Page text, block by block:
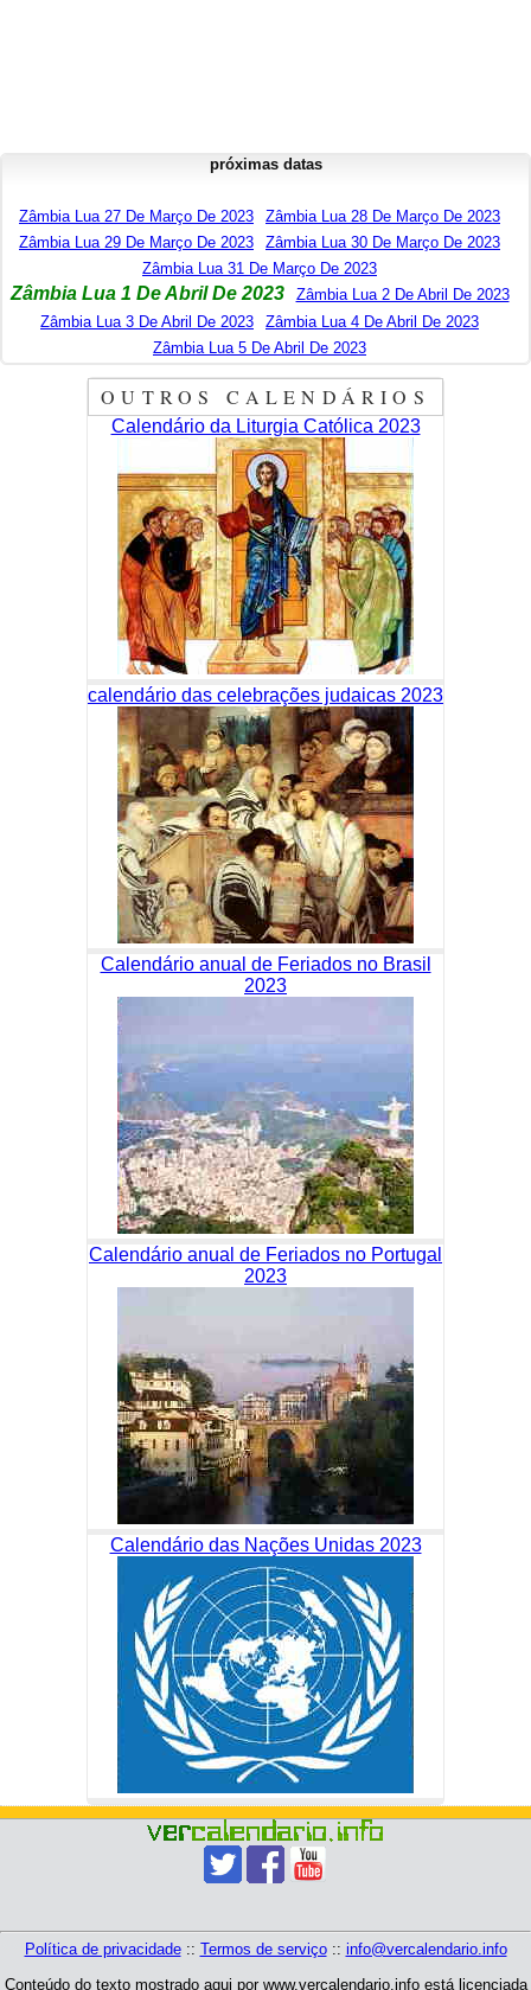
próximas datas
Zâmbia Lua 27 De Março De 2023
Zâmbia Lua 28 De Março De 2023
Zâmbia Lua 29 De Março De 2023
Zâmbia Lua 30 De Março De 2023
Zâmbia Lua 31 De Março De 2023
Zâmbia Lua 1 De Abril De 2023
Zâmbia Lua 2 De Abril De 2023
Zâmbia Lua 3 De Abril De 2023
Zâmbia Lua 4 De Abril De 2023
Zâmbia Lua 5 De Abril De 2023
OUTROS CALENDÁRIOS
Calendário da Liturgia Católica 2023
calendário das celebrações judaicas 2023
Calendário anual de Feriados no Brasil
2023
Calendário anual de Feriados no Portugal
2023
Calendário das Nações Unidas 2023
Política de privacidade:: Termos de serviço:: info@vercalendario.info
Conteúdo do texto mostrado aqui por www.vercalendario.info está licenciada